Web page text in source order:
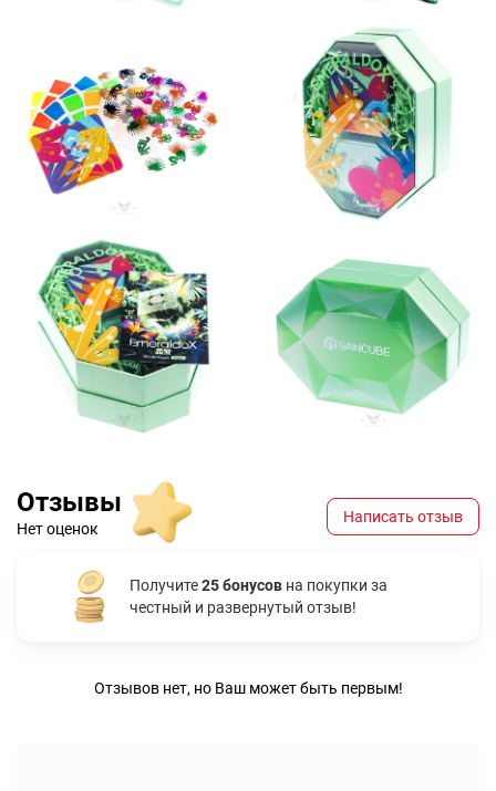
Отзывы
Нет оценок
Написать отзыв
Получите25 бонусов на покупки за
честный и развернутый отзыв!
Отзывов нет, но Ваш может быть первым!